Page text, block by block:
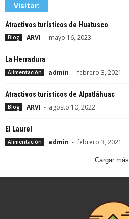
Visitar:
Atractivos turísticos de Huatusco
Blog ARVI - mayo 16, 2023
La Herradura
Alimentación admin - febrero 3, 2021
Atractivos turísticos de Alpatláhuac
Blog ARVI - agosto 10, 2022
El Laurel
Alimentación admin - febrero 3, 2021
Cargar más